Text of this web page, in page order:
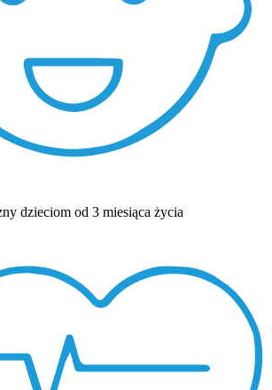
dzieciom od 3 miesiąca życia